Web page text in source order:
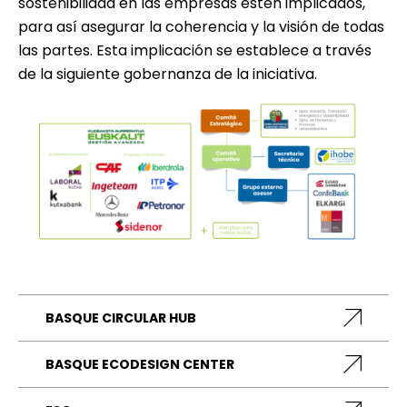
para así asegurar la coherencia y la visión de todas
las partes. Esta implicación se establece a través
de la siguiente gobernanza de la iniciativa.
BASQUE CIRCULAR HUB
BASQUE ECODESIGN CENTER